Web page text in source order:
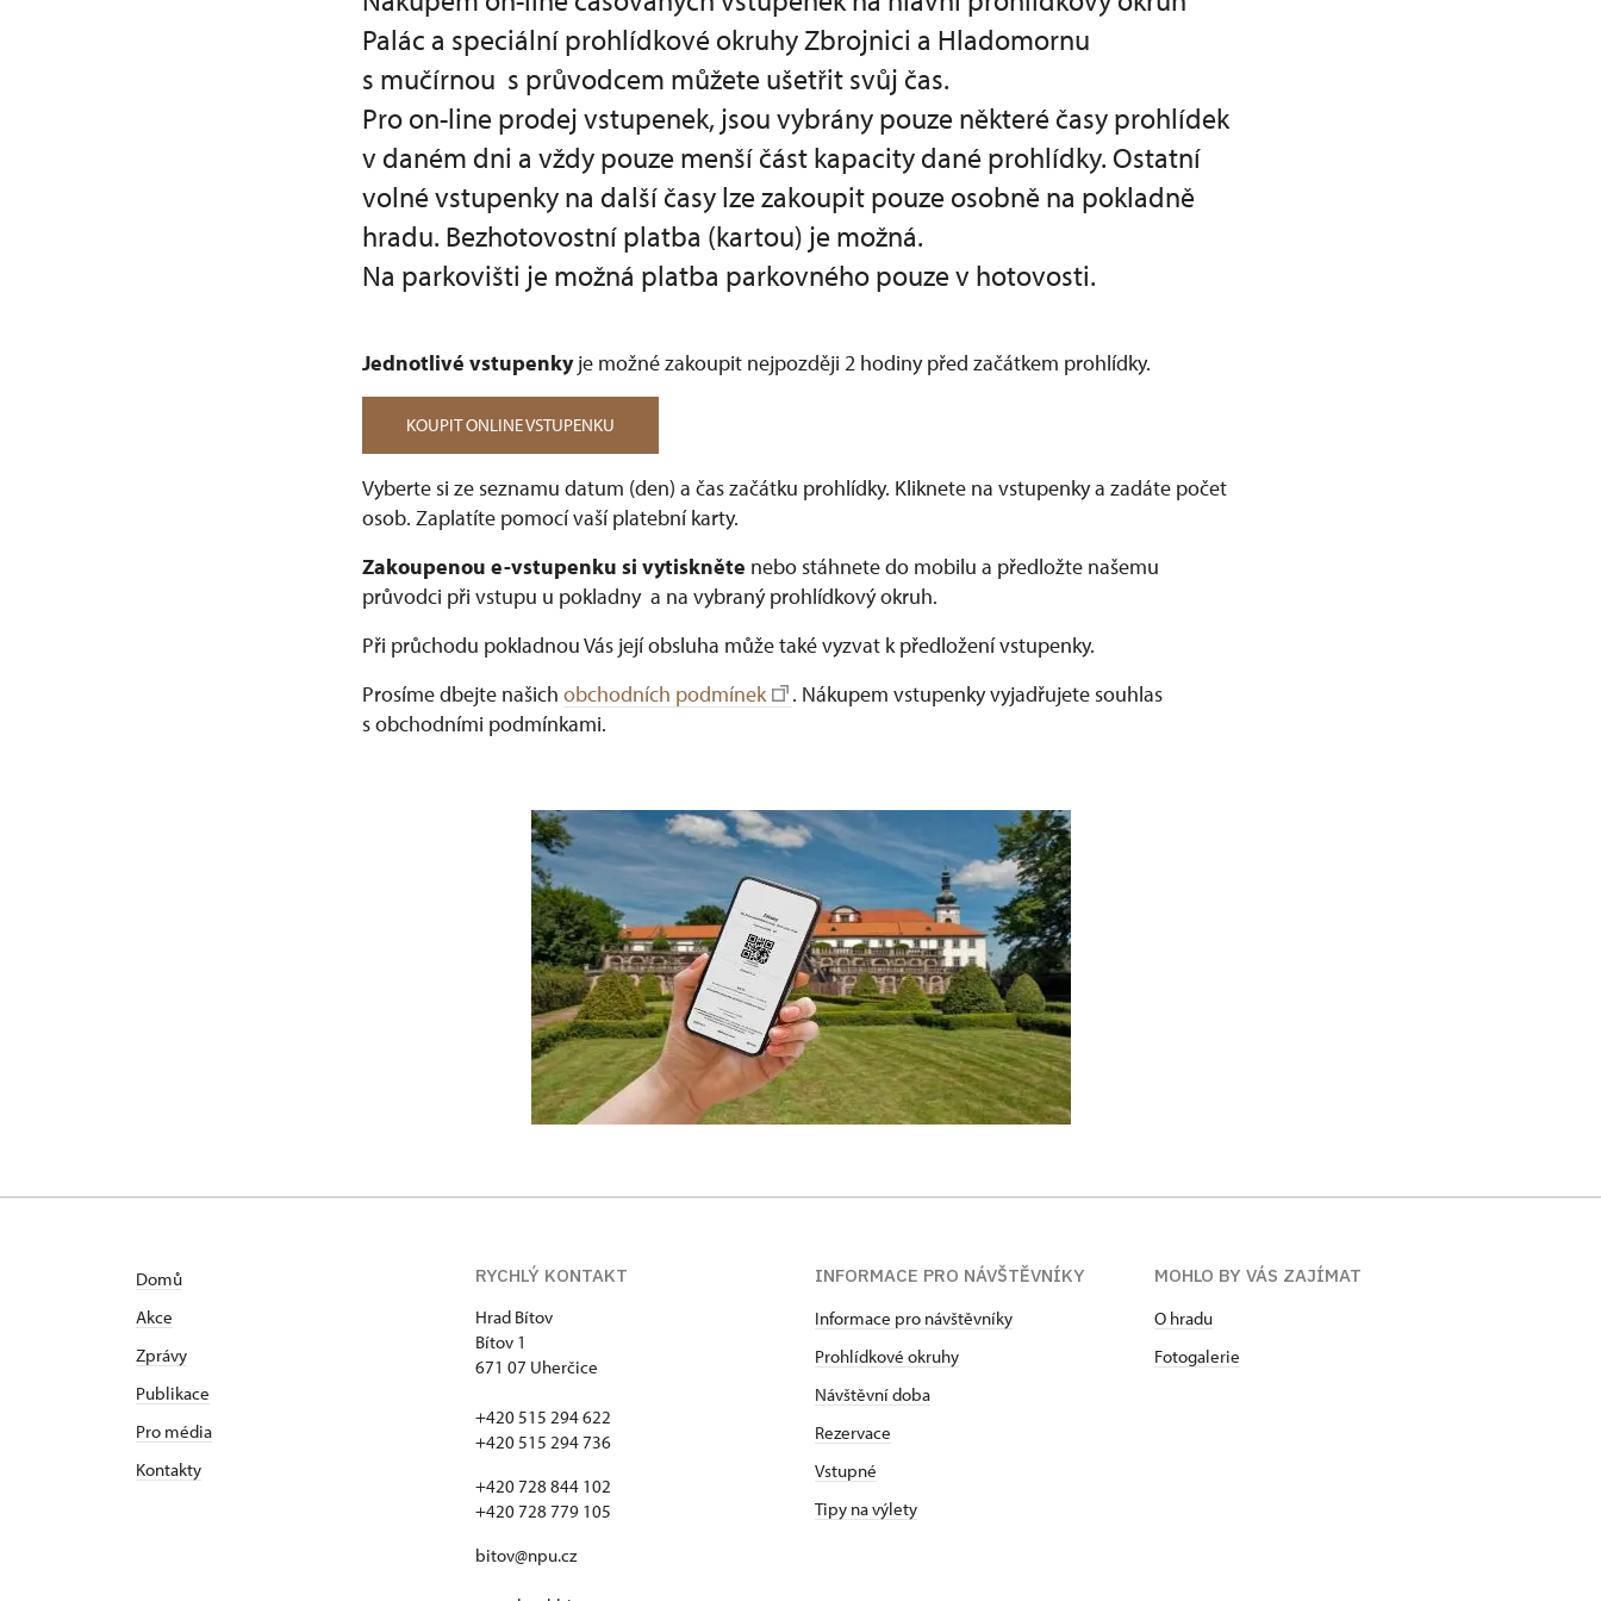
Palác a speciální prohlídkové okruhy Zbrojnici a Hladomornu
s mučírnou s průvodcem můžete ušetřit svůj čas.
Pro on-line prodej vstupenek, jsou vybrány pouze některé časy prohlídek
v daném dni a vždy pouze menší část kapacity dané prohlídky. Ostatní
volné vstupenky na další časy lze zakoupit pouze osobně na pokladně
hradu. Bezhotovostní platba (kartou) je možná.
Na parkovišti je možná platba parkovného pouze v hotovosti.
Jednotlivé vstupenkyje možné zakoupit nejpozději 2 hodiny před začátkem prohlídky.
KOUPIT ONLINE VSTUPENKU
Vyberte si ze seznamu datum (den) a čas začátku prohlídky. Kliknete na vstupenky a zadáte počet
osob. Zaplatíte pomocí vaší platební karty.
Zakoupenou e-vstupenku si vytiskněte nebo stáhnete do mobilu a předložte našemu
průvodci při vstupu u pokladny a na vybraný prohlídkový okruh.
Při průchodu pokladnou Vás její obsluha může také vyzvat k předložení vstupenky.
Prosíme dbejte našich obchodních podmínek
. Nákupem vstupenky vyjadřujete souhlas
s obchodními podmínkami.
Domů
Akce
Zprávy
Publikace
Pro média
Kontakty
RYCHLÝ KONTAKT
Hrad Bítov
Bítov 1
671 07 Uherčice
+420 515 294 622
+420 515 294 736
+420 728 844 102
+420 728 779 105
bitov@npu.cz
INFORMACE PRO NÁVŠTĚVNÍKY
Informace pro návštěvníky
Prohlídkové okruhy
Návštěvní doba
Rezervace
Vstupné
Tipy na výlety
MOHLO BY VÁS ZAJÍMAT
O hradu
Fotogalerie